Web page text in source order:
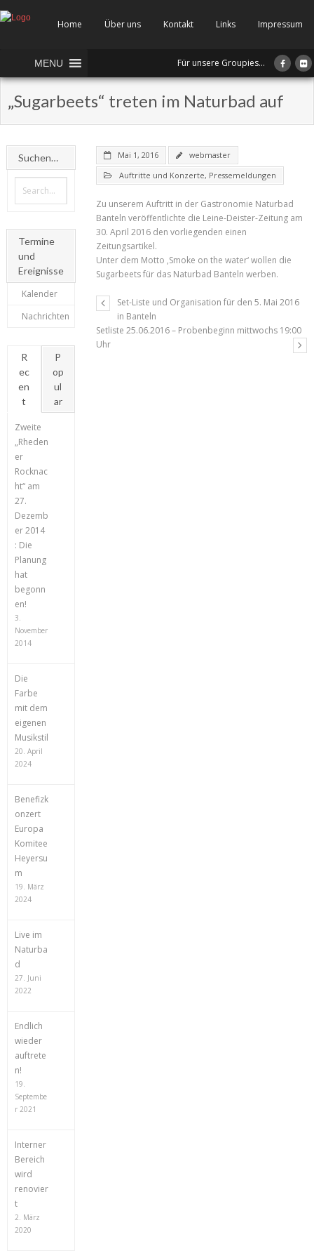
Home Über uns Kontakt Links Impressum
MENU Für unsere Groupies...
„Sugarbeets“ treten im Naturbad auf
Mai 1, 2016
webmaster
Auftritte und Konzerte, Pressemeldungen
Zu unserem Auftritt in der Gastronomie Naturbad
Banteln veröffentlichte die Leine-Deister-Zeitung am
30. April 2016 den vorliegenden einen
Zeitungsartikel.
Unter dem Motto ‚Smoke on the water‘ wollen die
Sugarbeets für das Naturbad Banteln werben.
Set-Liste und Organisation für den 5. Mai 2016
in Banteln
Setliste 25.06.2016 – Probenbeginn mittwochs 19:00
Uhr
Suchen…
Termine
und
Ereignisse
Kalender
Nachrichten
R
ec
en
t
P
op
ul
ar
Zweite
„Rheden
er
Rocknac
ht“ am
27.
Dezemb
er 2014
: Die
Planung
hat
begonn
en!
3.
November
2014
Die
Farbe
mit dem
eigenen
Musikstil
20. April
2024
Benefizk
onzert
Europa
Komitee
Heyersu
m
19. März
2024
Live im
Naturba
d
27. Juni
2022
Endlich
wieder
auftrete
n!
19.
Septembe
r 2021
Interner
Bereich
wird
renovier
t
2. März
2020